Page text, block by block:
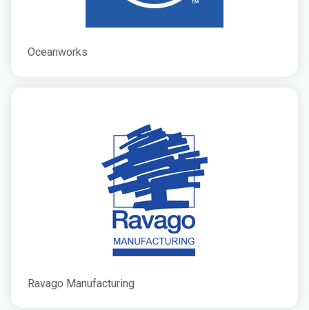
Oceanworks
Ravago Manufacturing